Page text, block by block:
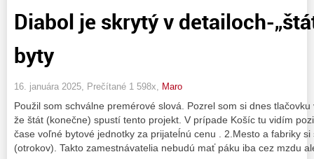
Diabol je skrytý v detailoch-
byty
16. januára 2025, Prečítané 1 598x, Maro
Použil som schválne premérové slová. Pozrel som si dnes
že štát (konečne) spustí tento projekt. V prípade Košíc tu vidím
čase voľné bytové jednotky za prijateĺnú cenu . 2.Mesto a fabriky
(otrokov). Takto zamestnávatelia nebudú mať páku iba cez mzdu